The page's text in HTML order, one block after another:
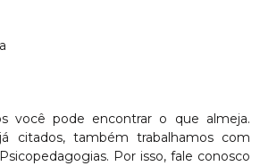
você pode encontrar o que almeja.
citados, também trabalhamos com
Por isso, fale conosco